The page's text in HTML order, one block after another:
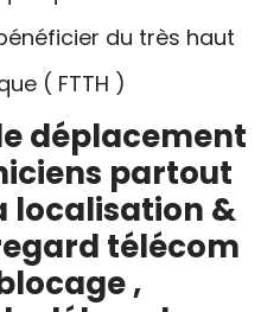
du très haut
( FTTH )
déplacement
partout
localisation &
télécom
,